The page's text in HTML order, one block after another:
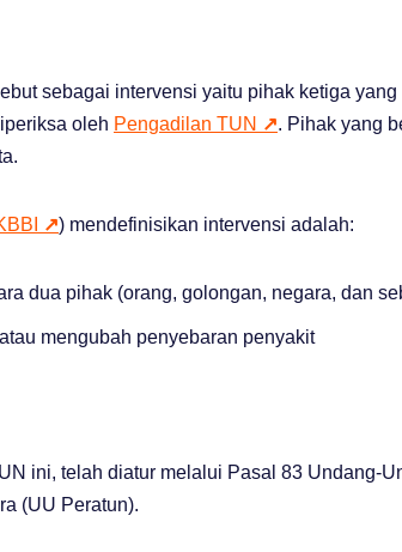
sebagai intervensi yaitu pihak ketiga
oleh Pengadilan TUN ↗. Pihak yang
↗) mendefinisikan intervensi adalah:
dua pihak (orang, golongan, negara, dan
mengubah penyebaran penyakit
ini, telah diatur melalui Pasal 83 Undang-
(UU Peratun).